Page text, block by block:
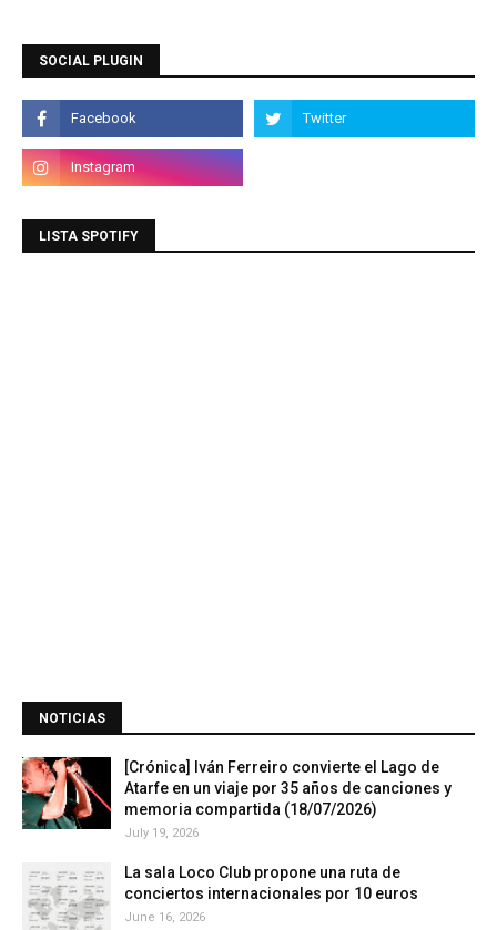
SOCIAL PLUGIN
LISTA SPOTIFY
NOTICIAS
[Crónica] Iván Ferreiro convierte el Lago de
Atarfe en un viaje por 35 años de canciones y
memoria compartida (18/07/2026)
July 19, 2026
La sala Loco Club propone una ruta de
conciertos internacionales por 10 euros
June 16, 2026